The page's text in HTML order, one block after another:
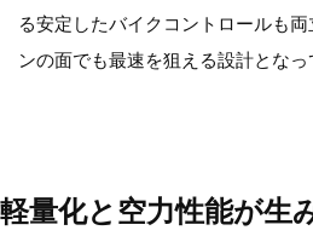
る安定したバイクコントロールも
ンの面でも最速を狙える設計となっ
軽量化と空力性能が生